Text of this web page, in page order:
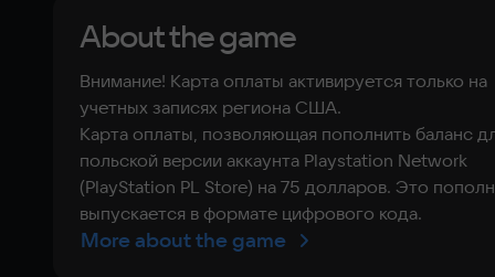
About the game
Внимание! Карта оплаты активируется только на
учетных записях региона США.
Kарта оплаты, позволяющая пополнить баланс
польской версии аккаунта Playstation Network
(PlayStation PL Store) на 75 долларов. Это
выпускается в формате цифрового кода.
More about the game